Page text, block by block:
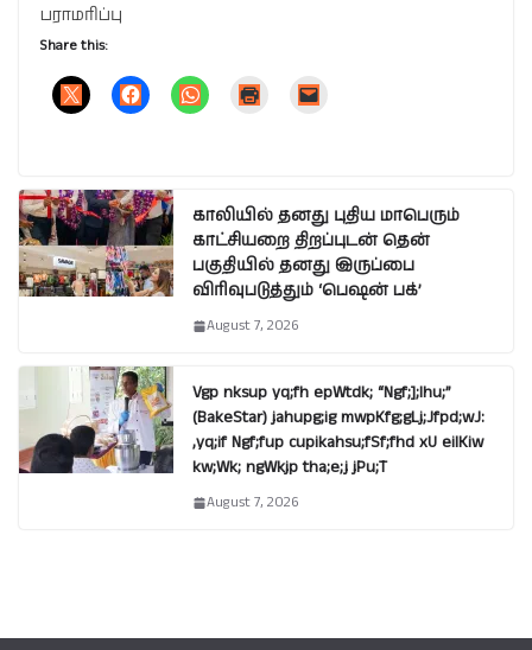
பராமரிப்பு
Share this:
காலியில் தனது புதிய மாபெரும்
காட்சியறை திறப்புடன் தென்
பகுதியில் தனது இருப்பை
விரிவுபடுத்தும் ‘பெஷன் பக்’
August 7, 2026
Vgp nksup yq;fh epWtdk; “Ngf;];lhu;”
(BakeStar) jahupg;ig mwpKfg;gLj;Jfpd;wJ:
,yq;if Ngf;fup cupikahsu;fSf;fhd xU eilKiw
kw;Wk; ngWkjp tha;e;j jPu;T
August 7, 2026